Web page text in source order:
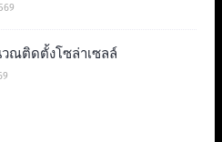
ณติดตั้งโซล่าเซลล์